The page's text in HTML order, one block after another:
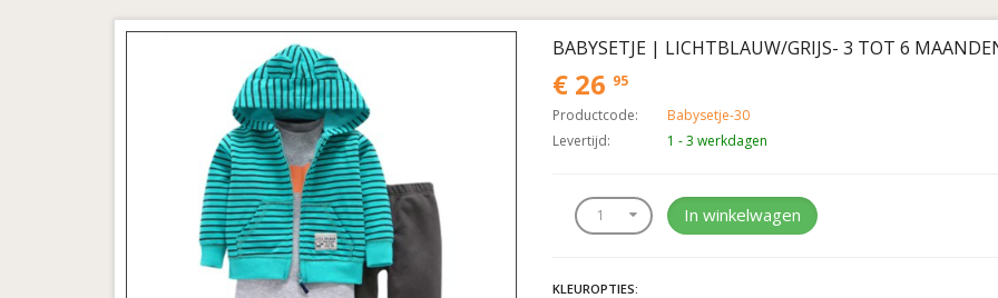
BABYSETJE | LICHTBLAUW/GRIJS- 3 TOT 6
€ 26 95
Productcode:
Babysetje-30
Levertijd:
1 - 3 werkdagen
In winkelwagen
KLEUROPTIES: